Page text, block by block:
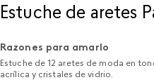
Estuche de aretes
Razones para amarlo
Estuche de 12 aretes de moda en
acrílica y cristales de vidrio.